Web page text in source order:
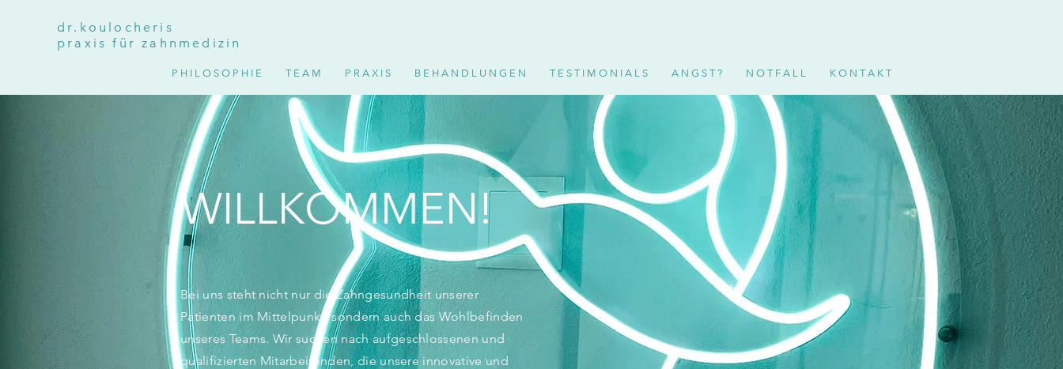
dr.koulocheris
praxis für zahnmedizin
P H I L O S O P H I E T E A M P R A X I S B E H A N D L U N G E N T E S T I M O N I A L S A N G S T ? N O T F A L L K O N T A K T
WILLKOMMEN!
Bei uns steht nicht nur die Zahngesundheit unserer
Patienten im Mittelpunkt, sondern auch das Wohlbefinden
unseres Teams. Wir suchen nach aufgeschlossenen und
qualifizierten Mitarbeitenden, die unsere innovative und